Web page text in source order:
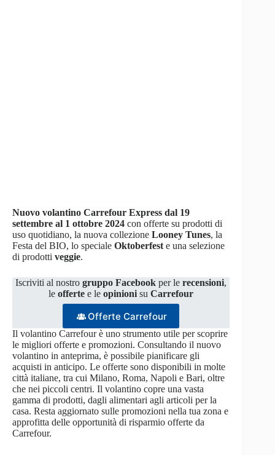
Nuovo volantino Carrefour Express dal 19
settembre al 1 ottobre 2024 con offerte su prodotti di
uso quotidiano, la nuova collezione Looney Tunes, la
Festa del BIO, lo speciale Oktoberfest e una selezione
di prodotti veggie.
Iscriviti al nostrogruppo Facebook per lerecensioni,
leoffertee leopinionisuCarrefour
Offerte Carrefour
Il volantino Carrefour è uno strumento utile per scoprire
le migliori offerte e promozioni. Consultando il nuovo
volantino in anteprima, è possibile pianificare gli
acquisti in anticipo. Le offerte sono disponibili in molte
città italiane, tra cui Milano, Roma, Napoli e Bari, oltre
che nei piccoli centri. Il volantino copre una vasta
gamma di prodotti, dagli alimentari agli articoli per la
casa. Resta aggiornato sulle promozioni nella tua zona e
approfitta delle opportunità di risparmio offerte da
Carrefour.